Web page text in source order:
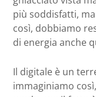
più soddisfatti,
così, dobbiamo
di energia anche
Il digitale è un
immaginiamo